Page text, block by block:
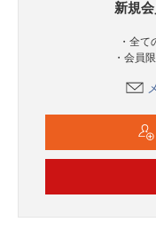
新規
・全
・会員